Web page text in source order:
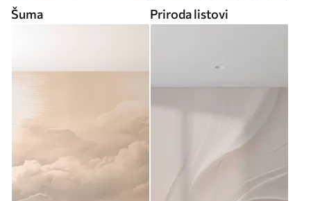
Šuma Priroda listovi